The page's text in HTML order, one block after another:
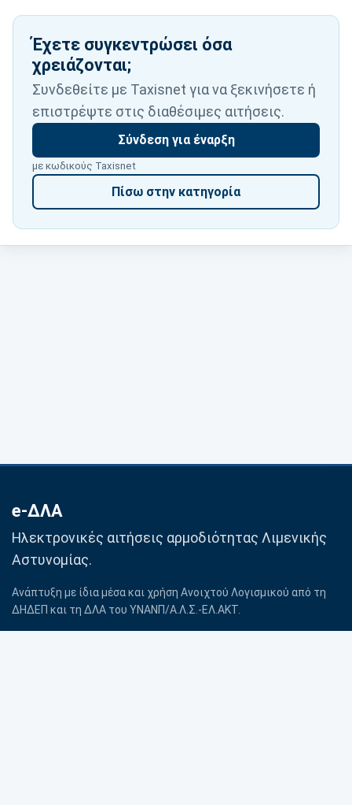
Έχετε συγκεντρώσει όσα
χρειάζονται;
Συνδεθείτε με Taxisnet για να ξεκινήσετε ή
επιστρέψτε στις διαθέσιμες αιτήσεις.
Σύνδεση για έναρξη
με κωδικούς Taxisnet
Πίσω στην κατηγορία
e-ΔΛΑ
Ηλεκτρονικές αιτήσεις αρμοδιότητας Λιμενικής
Αστυνομίας.
Ανάπτυξη με ίδια μέσα και χρήση Ανοιχτού Λογισμικού από τη
ΔΗΔΕΠ και τη ΔΛΑ του ΥΝΑΝΠ/Α.Λ.Σ.-ΕΛ.ΑΚΤ.